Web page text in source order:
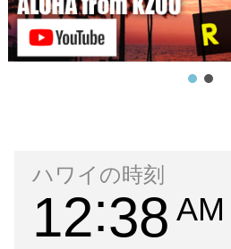
ハワイの時刻
12 38 AM